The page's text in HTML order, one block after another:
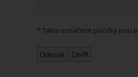
* Takto označené položky jsou